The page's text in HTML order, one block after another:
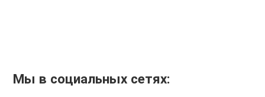
Мы в социальных сетях: